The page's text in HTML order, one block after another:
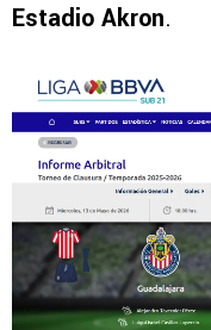
Estadio Akron.